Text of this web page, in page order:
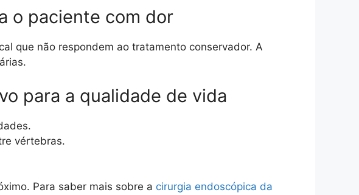
o paciente com dor
que não respondem ao tratamento conservador. A
para a qualidade de vida
vértebras.
Para saber mais sobre a cirurgia endoscópica da